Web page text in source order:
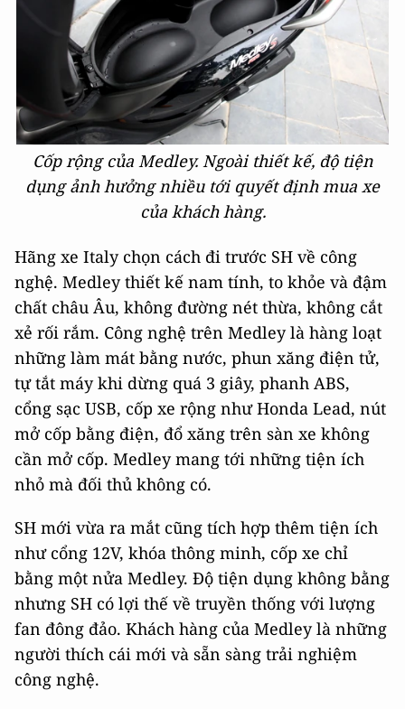
Cốp rộng của Medley. Ngoài thiết kế, độ tiện
dụng ảnh hưởng nhiều tới quyết định mua xe
của khách hàng.
Hãng xe Italy chọn cách đi trước SH về công
nghệ. Medley thiết kế nam tính, to khỏe và đậm
chất châu Âu, không đường nét thừa, không cắt
xẻ rối rắm. Công nghệ trên Medley là hàng loạt
những làm mát bằng nước, phun xăng điện tử,
tự tắt máy khi dừng quá 3 giây, phanh ABS,
cổng sạc USB, cốp xe rộng như Honda Lead, nút
mở cốp bằng điện, đổ xăng trên sàn xe không
cần mở cốp. Medley mang tới những tiện ích
nhỏ mà đối thủ không có.
SH mới vừa ra mắt cũng tích hợp thêm tiện ích
như cổng 12V, khóa thông minh, cốp xe chỉ
bằng một nửa Medley. Độ tiện dụng không bằng
nhưng SH có lợi thế về truyền thống với lượng
fan đông đảo. Khách hàng của Medley là những
người thích cái mới và sẵn sàng trải nghiệm
công nghệ.